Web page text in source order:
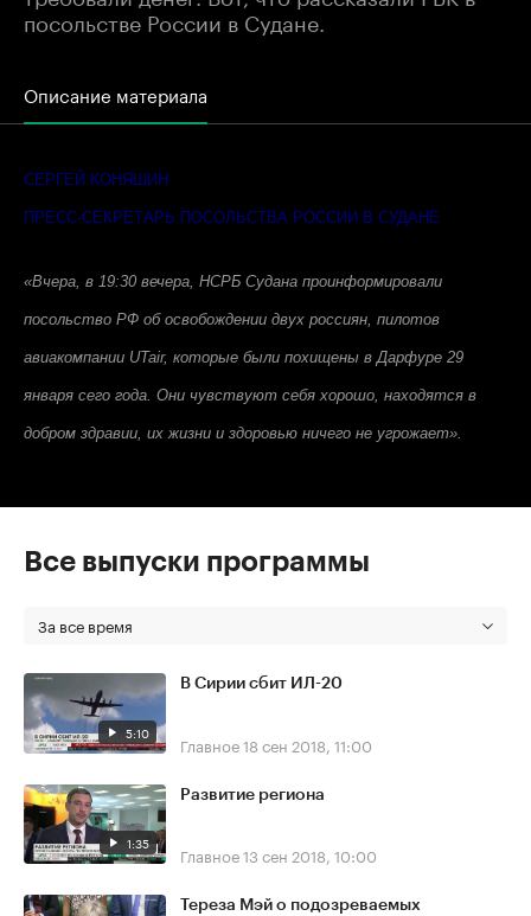
посольстве России в Судане.
Описание материала
СЕРГЕЙ КОНЯШИН
ПРЕСС-СЕКРЕТАРЬ ПОСОЛЬСТВА РОССИИ В СУДАНЕ
«Вчера, в 19:30 вечера, НСРБ Судана проинформировали
посольство РФ об освобождении двух россиян, пилотов
авиакомпании UTair, которые были похищены в Дарфуре 29
января сего года. Они чувствуют себя хорошо, находятся в
добром здравии, их жизни и здоровью ничего не угрожает».
Все выпуски программы
За все время
5:10
В Сирии сбит ИЛ-20
Главное18 сен 2018, 11:00
1:35
Развитие региона
Главное13 сен 2018, 10:00
Тереза Мэй о подозреваемых